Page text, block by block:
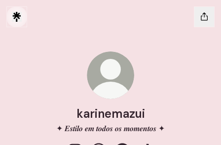
karinemazui
✦ 𝑬𝒔𝒕𝒊𝒍𝒐 𝒆𝒎 𝒕𝒐𝒅𝒐𝒔 𝒐𝒔 𝒎𝒐𝒎𝒆𝒏𝒕𝒐𝒔 ✦